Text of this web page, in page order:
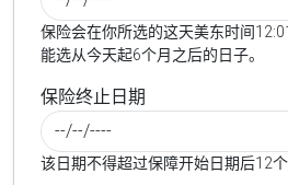
保险会在你所选的这天美东时间
能选从今天起6个月之后的日子。
保险终止日期
该日期不得超过保障开始日期后12个